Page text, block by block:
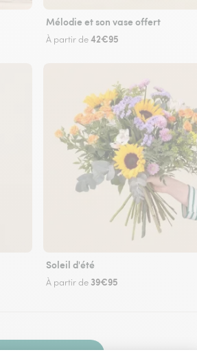
Mélodie et son vase offert
À partir de42€95
Soleil d'été
À partir de 39€95
livrer des fleurs